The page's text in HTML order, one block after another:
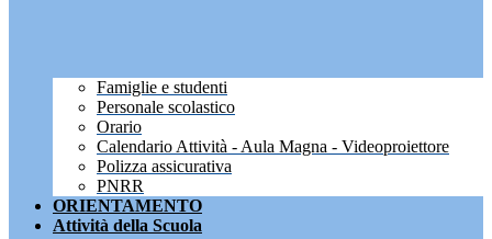
Famiglie e studenti
Personale scolastico
Orario
Calendario Attività - Aula Magna - Videoproiettore
Polizza assicurativa
PNRR
ORIENTAMENTO
Attività della Scuola